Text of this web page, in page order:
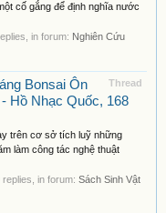
cố gắng để định nghĩa nước
in forum: Nghiên Cứu
Thread
Bonsai Ôn
Hồ Nhạc Quốc, 168
trên cơ sở tích luỹ những
làm công tác nghệ thuật
replies, in forum: Sách Sinh Vật